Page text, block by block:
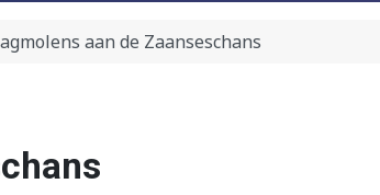
aan de Zaanseschans